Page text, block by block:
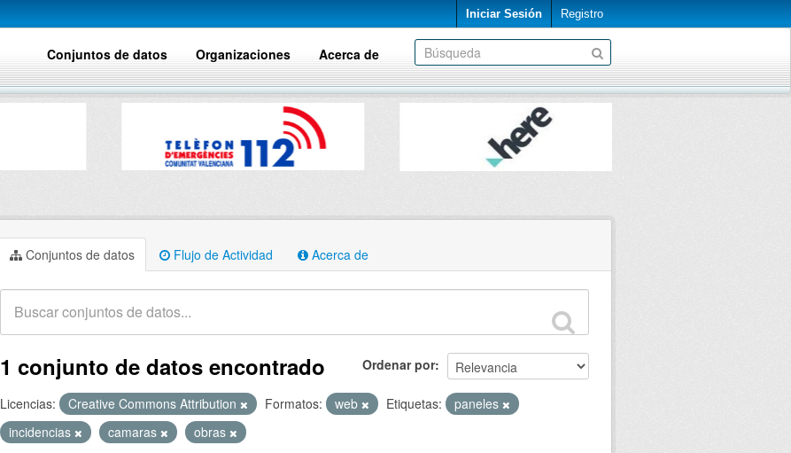
Iniciar Sesión Registro
Conjuntos de datos Organizaciones Acerca de
Conjuntos de datos Flujo de Actividad Acerca de
Ordenar por
1 conjunto de datos encontrado
Licencias: Creative Commons Attribution Formatos: web Etiquetas:
paneles
incidencias
camaras obras